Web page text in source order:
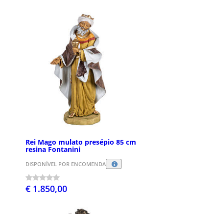
Rei Mago mulato presépio 85 cm
resina Fontanini
DISPONÍVEL POR ENCOMENDA
€ 1.850,00